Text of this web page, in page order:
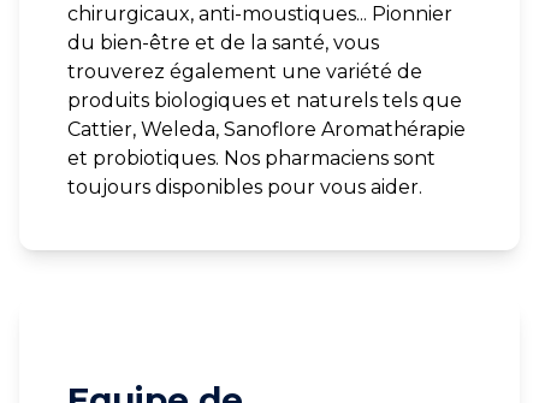
chirurgicaux, anti-moustiques... Pionnier
du bien-être et de la santé, vous
trouverez également une variété de
produits biologiques et naturels tels que
Cattier, Weleda, Sanoflore Aromathérapie
et probiotiques. Nos pharmaciens sont
toujours disponibles pour vous aider.